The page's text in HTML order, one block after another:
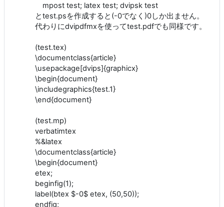
mpost test; latex test; dvipsk test
とtest.psを作成すると(-0でなく)0しか出ません。
代わりにdvipdfmxを使ってtest.pdfでも同様です。
(test.tex)
\documentclass{article}
\usepackage[dvips]{graphicx}
\begin{document}
\includegraphics{test.1}
\end{document}
(test.mp)
verbatimtex
%&latex
\documentclass{article}
\begin{document}
etex;
beginfig(1);
label(btex $-0$ etex, (50,50));
endfig;